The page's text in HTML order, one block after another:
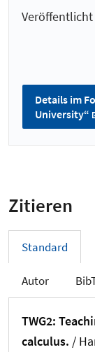
Veröffentlicht
Details im
University“
Zitieren
Standard
Autor
TWG2:
calculus. /